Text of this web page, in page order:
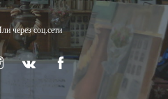
через соц.сети